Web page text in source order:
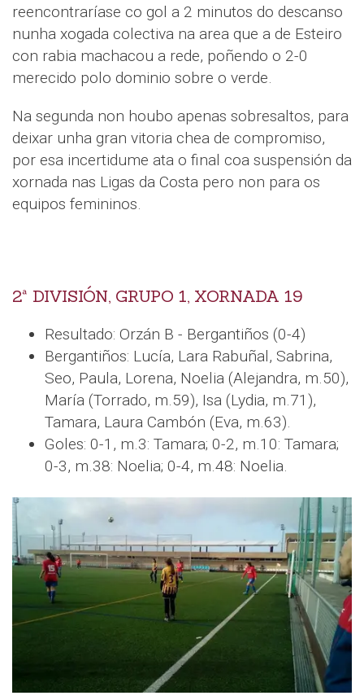
reencontraríase co gol a 2 minutos do descanso
nunha xogada colectiva na area que a de Esteiro
con rabia machacou a rede, poñendo o 2-0
merecido polo dominio sobre o verde.
Na segunda non houbo apenas sobresaltos, para
deixar unha gran vitoria chea de compromiso,
por esa incertidume ata o final coa suspensión da
xornada nas Ligas da Costa pero non para os
equipos femininos.
2ª DIVISIÓN, GRUPO 1, XORNADA 19
Resultado: Orzán B - Bergantiños (0-4)
Bergantiños: Lucía, Lara Rabuñal, Sabrina,
Seo, Paula, Lorena, Noelia (Alejandra, m.50),
María (Torrado, m.59), Isa (Lydia, m.71),
Tamara, Laura Cambón (Eva, m.63).
Goles: 0-1, m.3: Tamara; 0-2, m.10: Tamara;
0-3, m.38: Noelia; 0-4, m.48: Noelia.